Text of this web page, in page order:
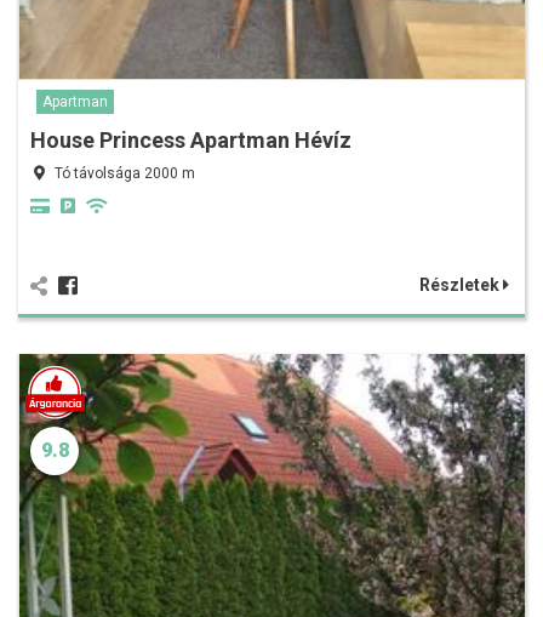
Apartman
House Princess Apartman Hévíz
Tó távolsága 2000 m
Részletek
9.8